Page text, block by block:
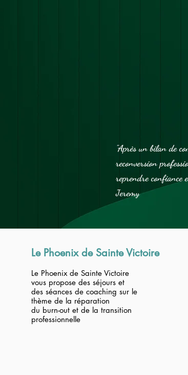
professionnalisme.
Cela a été un travail
Cécilia est à
"Après un bilan de
reconversion
reprendre confiance
Jeremy
Le Phoenix de Sainte Victoire
Le Phoenix de Sainte Victoire
vous propose des séjours et
des séances de coaching sur le
thème de la réparation
du burn-out et de la transition
professionnelle